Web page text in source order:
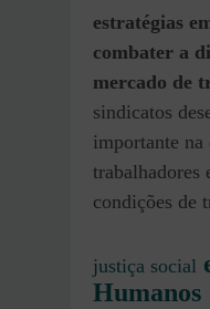
estratégias
combater a
mercado de
sindicatos
importante na
trabalhadores
condições de
justiça social
Humanos